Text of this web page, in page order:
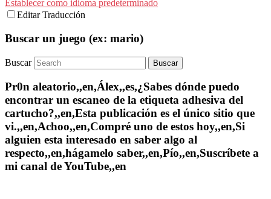
Establecer como idioma predeterminado
Editar Traducción
Buscar un juego (ex: mario)
Buscar
Pr0n aleatorio,,en,Álex,,es,¿Sabes dónde puedo
encontrar un escaneo de la etiqueta adhesiva del
cartucho?,,en,Esta publicación es el único sitio que
vi.,,en,Achoo,,en,Compré uno de estos hoy,,en,Si
alguien esta interesado en saber algo al
respecto,,en,hágamelo saber,,en,Pío,,en,Suscríbete a
mi canal de YouTube,,en